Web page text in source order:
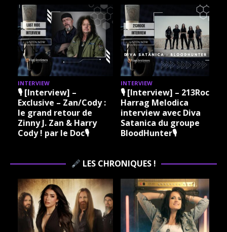
INTERVIEW
🎙 [Interview] –
Exclusive – Zan/Cody :
le grand retour de
Zinny J. Zan & Harry
Cody ! par le Doc🎙
INTERVIEW
🎙 [Interview] – 213Rock
Harrag Melodica
interview avec Diva
Satanica du groupe
BloodHunter🎙
LES CHRONIQUES !